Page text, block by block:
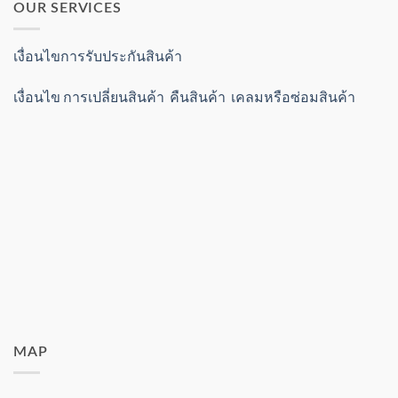
OUR SERVICES
เงื่อนไขการรับประกันสินค้า
เงื่อนไข การเปลี่ยนสินค้า คืนสินค้า เคลมหรือซ่อมสินค้า
MAP